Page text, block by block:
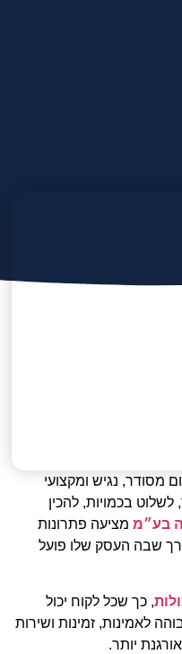
מסודר, נגיש ומקצועי
בכמויות, להכין
בע״מ מציעה פתרונות
שבה העסק שלו פועל
, כך שכל לקוח יכול
לאמינות, זמינות ושירות
יותר.